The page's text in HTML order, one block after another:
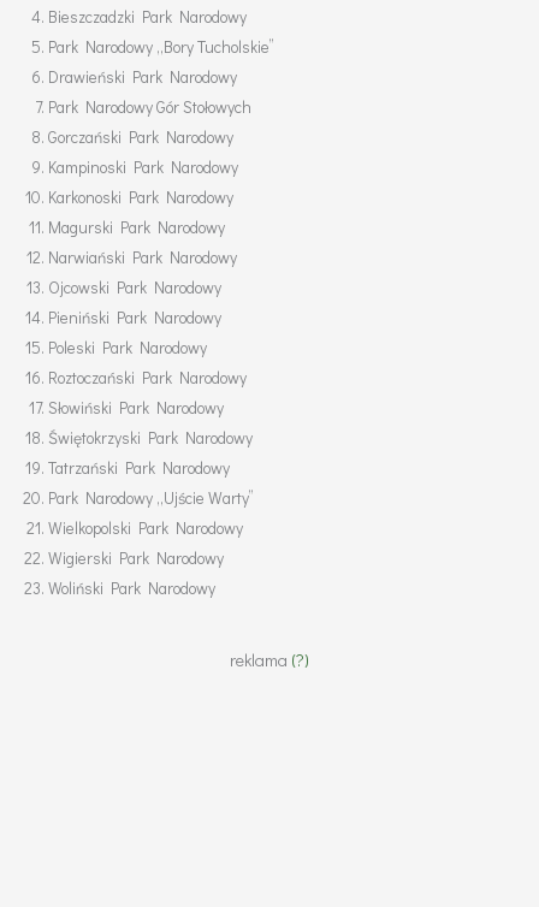
Bieszczadzki Park Narodowy
Park Narodowy „Bory Tucholskie”
Drawieński Park Narodowy
Park Narodowy Gór Stołowych
Gorczański Park Narodowy
Kampinoski Park Narodowy
Karkonoski Park Narodowy
Magurski Park Narodowy
Narwiański Park Narodowy
Ojcowski Park Narodowy
Pieniński Park Narodowy
Poleski Park Narodowy
Roztoczański Park Narodowy
Słowiński Park Narodowy
Świętokrzyski Park Narodowy
Tatrzański Park Narodowy
Park Narodowy „Ujście Warty”
Wielkopolski Park Narodowy
Wigierski Park Narodowy
Woliński Park Narodowy
reklama (?)